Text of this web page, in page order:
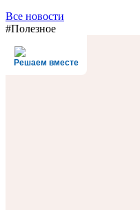
Все новости
#Полезное
Решаем вместе